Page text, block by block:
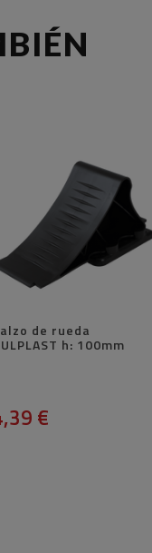
de rueda
h: 100mm
€